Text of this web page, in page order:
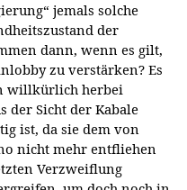
jemals solche
der
dann, wenn es gilt,
zu verstärken? Es
willkürlich herbei
der Sicht der Kabale
ist, da sie dem von
nicht mehr entfliehen
Verzweiflung